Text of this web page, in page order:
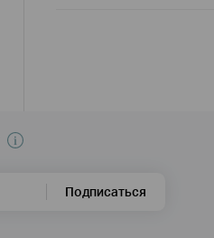
Подписаться